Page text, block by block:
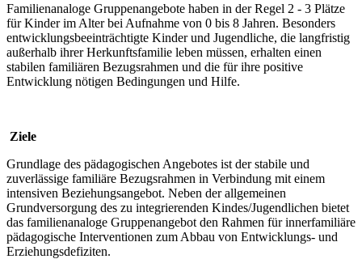
Familienanaloge Gruppenangebote haben in der Regel 2 - 3 Plätze
für Kinder im Alter bei Aufnahme von 0 bis 8 Jahren. Besonders
entwicklungsbeeinträchtigte Kinder und Jugendliche, die langfristig
außerhalb ihrer Herkunftsfamilie leben müssen, erhalten einen
stabilen familiären Bezugsrahmen und die für ihre positive
Entwicklung nötigen Bedingungen und Hilfe.
Ziele
Grundlage des pädagogischen Angebotes ist der stabile und
zuverlässige familiäre Bezugsrahmen in Verbindung mit einem
intensiven Beziehungsangebot. Neben der allgemeinen
Grundversorgung des zu integrierenden Kindes/Jugendlichen bietet
das familienanaloge Gruppenangebot den Rahmen für innerfamiliäre
pädagogische Interventionen zum Abbau von Entwicklungs- und
Erziehungsdefiziten.